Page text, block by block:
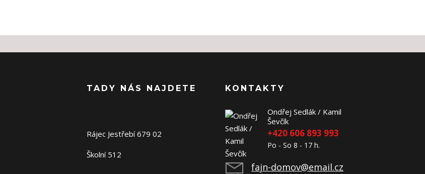
TADY NÁS NAJDETE
Rájec Jestřebí 679 02
Školní 512
KONTAKTY
Ondřej Sedlák / Kamil
Ševčík
+420 606 893 993
Po - So 8 - 17 h.
fajn-domov@email.cz